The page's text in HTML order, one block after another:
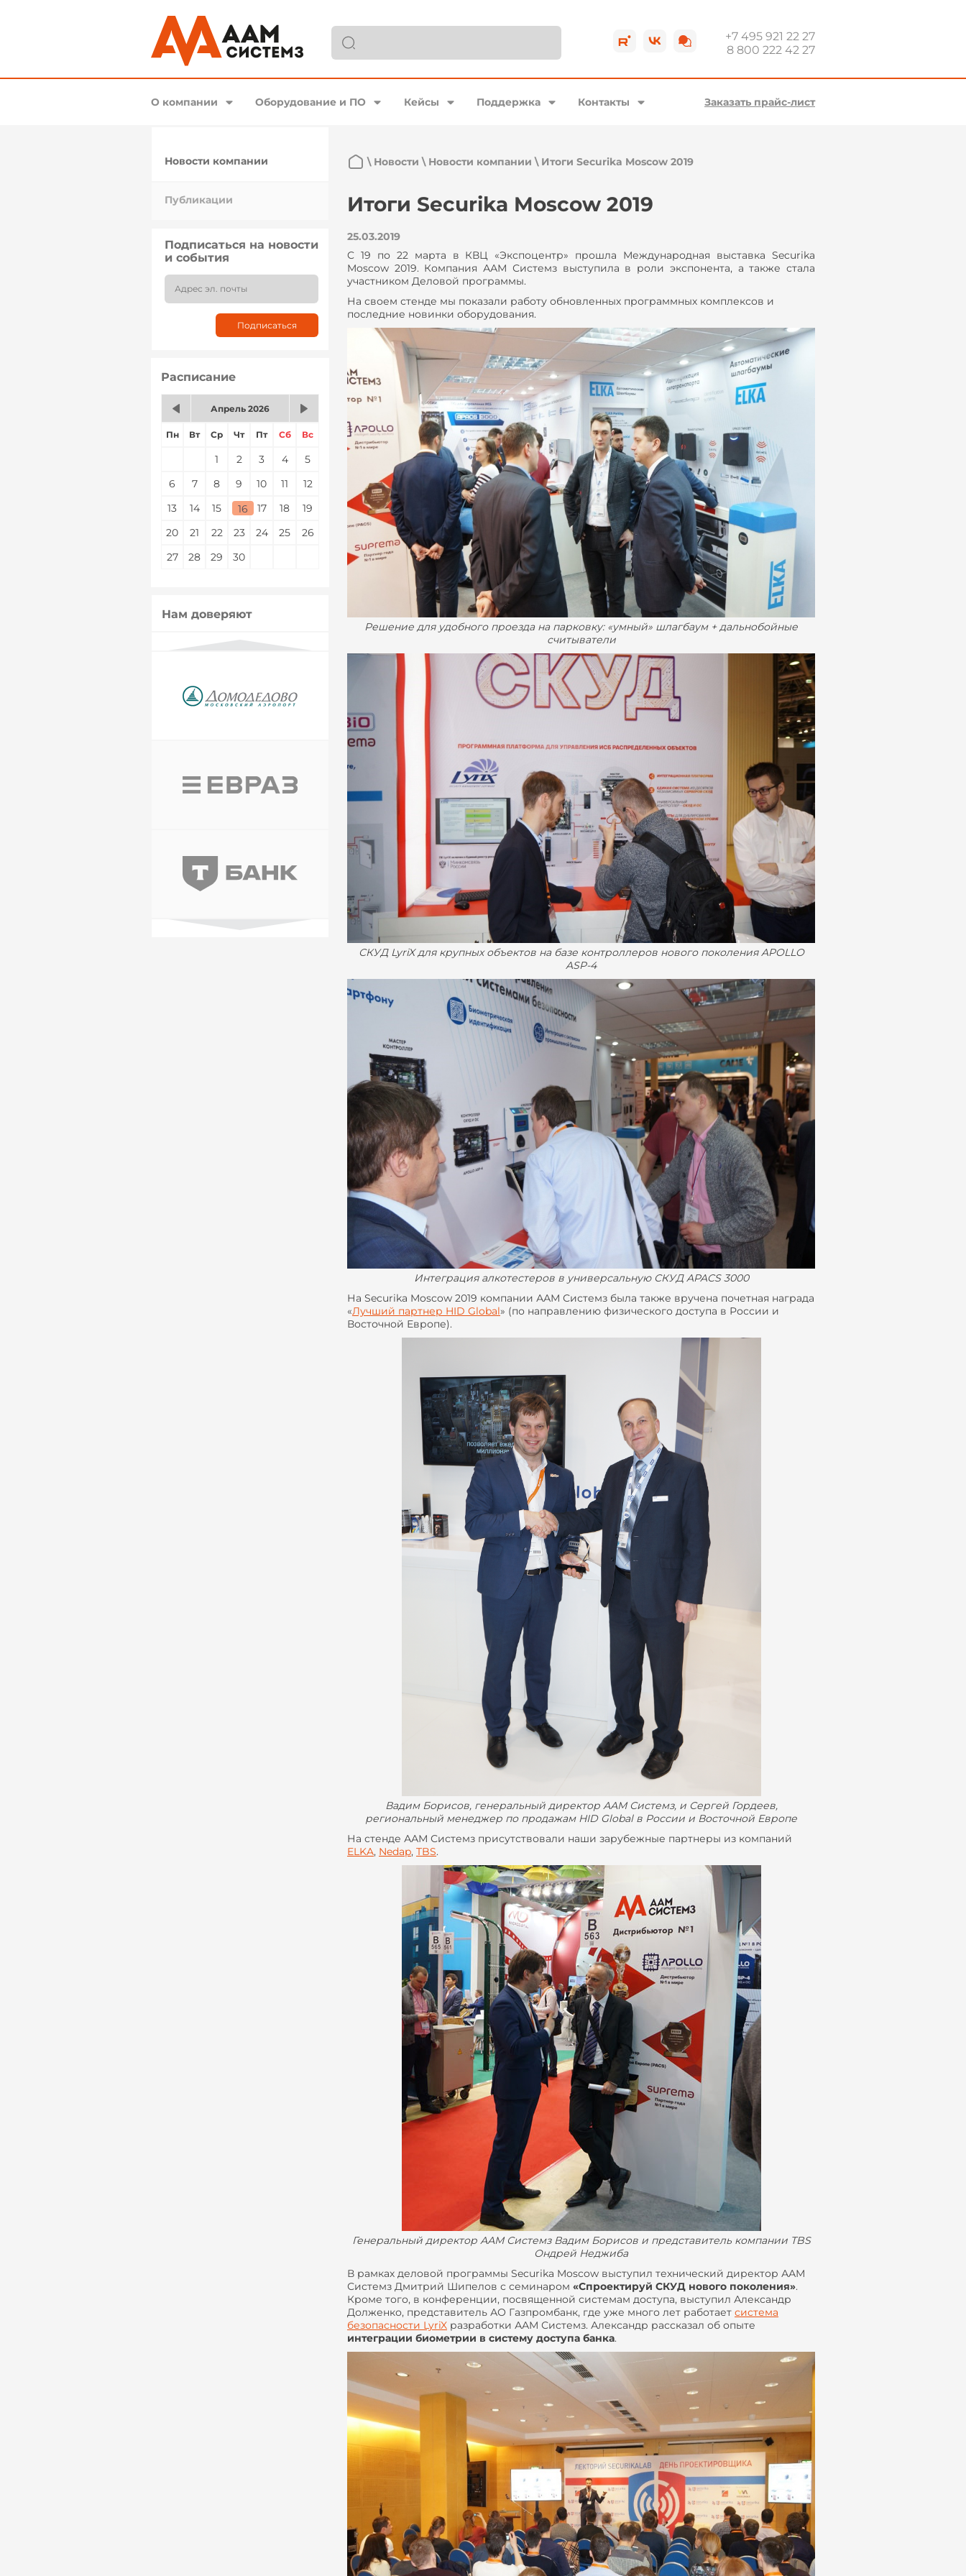
+7 495 921 22 27
8 800 222 42 27
О компании Оборудование и ПО Кейсы Поддержка Контакты Заказать прайс-лист
Новости компании
Публикации
Подписаться на новости
и события
Расписание
Апрель 2026
Пн Вт Ср Чт Пт Сб Вс
1 2 3 4
5
6
7 8 9 10 11
12
13
14 15 16
16 17 18
19
20
21 22 23 24 25
26
27
28 29 30
Нам доверяют
\ Новости \ Новости компании \ Итоги Securika Moscow 2019
Итоги Securika Moscow 2019
25.03.2019
C 19 по 22 марта в КВЦ «Экспоцентр» прошла Международная выставка Securika
Moscow 2019. Компания ААМ Системз выступила в роли экспонента, а также стала
участником Деловой программы.
На своем стенде мы показали работу обновленных программных комплексов и
последние новинки оборудования.
Решение для удобного проезда на парковку: «умный» шлагбаум + дальнобойные
считыватели
СКУД LyriX для крупных объектов на базе контроллеров нового поколения APOLLO
ASP-4
Интеграция алкотестеров в универсальную СКУД APACS 3000
На Securika Moscow 2019 компании ААМ Системз была также вручена почетная награда
«Лучший партнер HID Global» (по направлению физического доступа в России и
Восточной Европе).
Вадим Борисов, генеральный директор ААМ Системз, и Сергей Гордеев,
региональный менеджер по продажам HID Global в России и Восточной Европе
На стенде ААМ Системз присутствовали наши зарубежные партнеры из компаний
ELKA, Nedap, TBS.
Генеральный директор ААМ Системз Вадим Борисов и представитель компании TBS
Ондрей Неджиба
В рамках деловой программы Securika Moscow выступил технический директор ААМ
Системз Дмитрий Шипелов с семинаром «Спроектируй СКУД нового поколения».
Кроме того, в конференции, посвященной системам доступа, выступил Александр
Долженко, представитель АО Газпромбанк, где уже много лет работает система
безопасности LyriX разработки ААМ Системз. Александр рассказал об опыте
интеграции биометрии в систему доступа банка.